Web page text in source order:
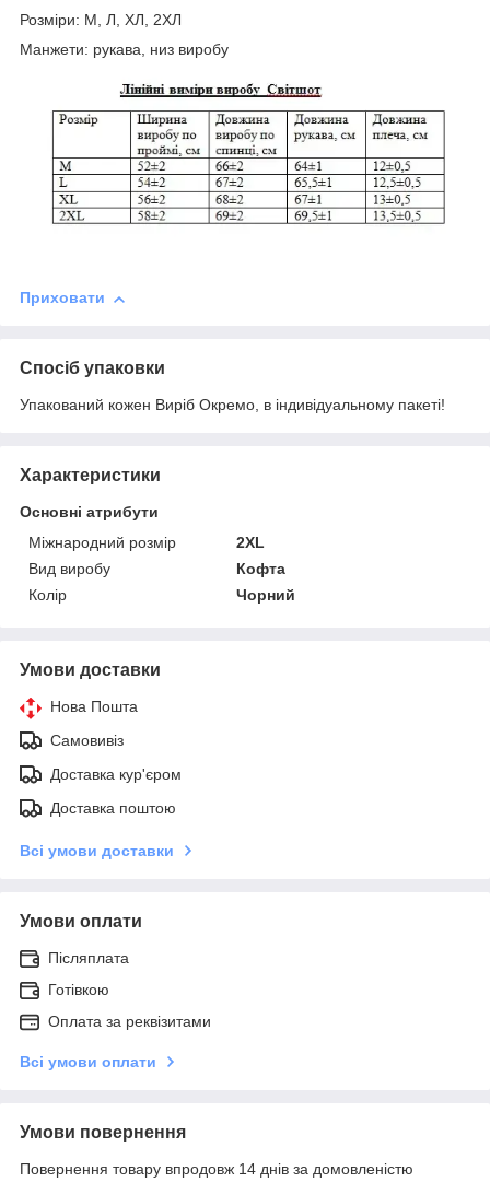
Розміри: М, Л, ХЛ, 2ХЛ
Манжети: рукава, низ виробу
Приховати
Спосіб упаковки
Упакований кожен Виріб Окремо, в індивідуальному пакеті!
Характеристики
Основні атрибути
Міжнародний розмір
2XL
Вид виробу
Кофта
Колір
Чорний
Умови доставки
Нова Пошта
Самовивіз
Доставка кур'єром
Доставка поштою
Всі умови доставки
Умови оплати
Післяплата
Готівкою
Оплата за реквізитами
Всі умови оплати
Умови повернення
Повернення товару впродовж 14 днів за домовленістю